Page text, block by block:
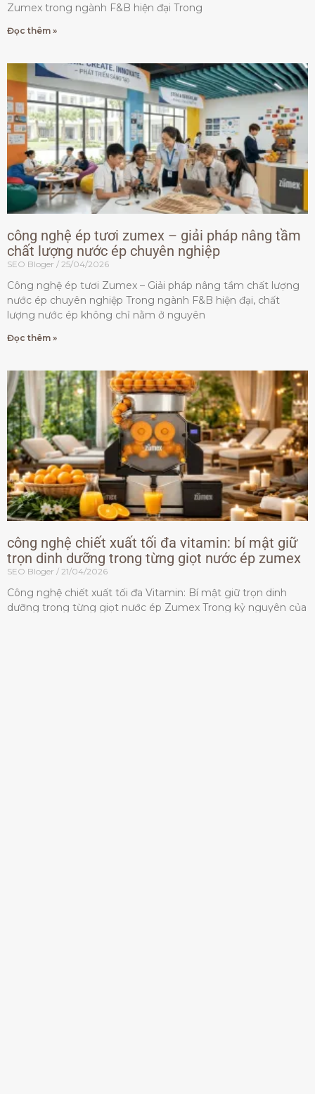
Zumex trong ngành F&B hiện đại Trong
Đọc thêm »
công nghệ ép tươi zumex – giải pháp nâng tầm
chất lượng nước ép chuyên nghiệp
SEO Bloger 25/04/2026
Công nghệ ép tươi Zumex – Giải pháp nâng tầm chất lượng
nước ép chuyên nghiệp Trong ngành F&B hiện đại, chất
lượng nước ép không chỉ nằm ở nguyên
Đọc thêm »
công nghệ chiết xuất tối đa vitamin: bí mật giữ
trọn dinh dưỡng trong từng giọt nước ép zumex
SEO Bloger 21/04/2026
Công nghệ chiết xuất tối đa Vitamin: Bí mật giữ trọn dinh
dưỡng trong từng giọt nước ép Zumex Trong kỷ nguyên của